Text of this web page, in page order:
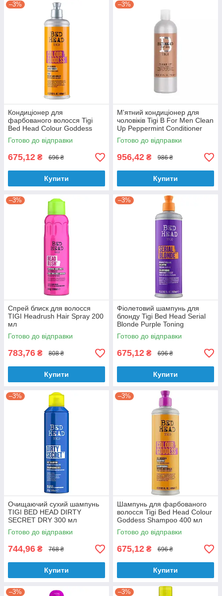
–3%
Кондиціонер для
фарбованого волосся Tigi
Bed Head Colour Goddess
Conditioner For Coloured Hair
400 мл
Готово до відправки
675,12 ₴ 696 ₴
Купити
–3%
М'ятний кондиціонер для
чоловіків Tigi B For Men Clean
Up Peppermint Conditioner
750 мл
Готово до відправки
956,42 ₴ 986 ₴
Купити
–3%
Спрей блиск для волосся
TIGI Headrush Hair Spray 200
мл
Готово до відправки
783,76 ₴ 808 ₴
Купити
–3%
Фіолетовий шампунь для
блонду Tigi Bed Head Serial
Blonde Purple Toning
Shampoo 400 мл
Готово до відправки
675,12 ₴ 696 ₴
Купити
–3%
Очищаючий сухий шампунь
TIGI BED HEAD DIRTY
SECRET DRY 300 мл
Готово до відправки
744,96 ₴ 768 ₴
Купити
–3%
Шампунь для фарбованого
волосся Tigi Bed Head Colour
Goddess Shampoo 400 мл
Готово до відправки
675,12 ₴ 696 ₴
Купити
–3% –3%